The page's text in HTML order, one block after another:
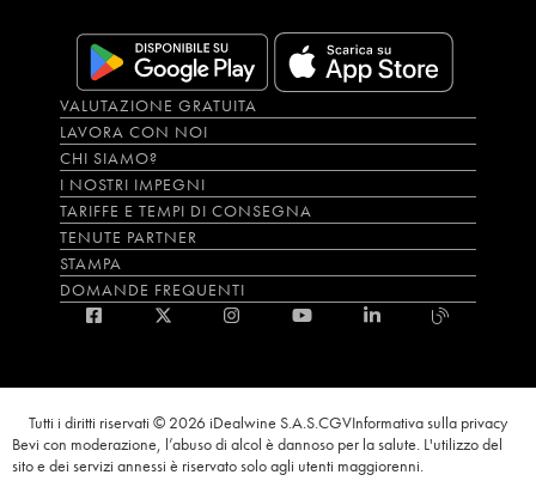
VALUTAZIONE GRATUITA
LAVORA CON NOI
CHI SIAMO?
I NOSTRI IMPEGNI
TARIFFE E TEMPI DI CONSEGNA
TENUTE PARTNER
STAMPA
DOMANDE FREQUENTI
Tutti i diritti riservati © 2026 iDealwine S.A.S.CGVInformativa sulla privacy
Bevi con moderazione, l’abuso di alcol è dannoso per la salute. L'utilizzo del
sito e dei servizi annessi è riservato solo agli utenti maggiorenni.